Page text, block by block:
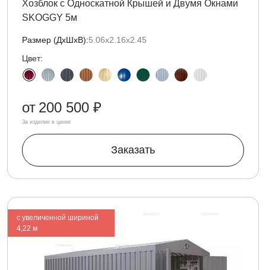
Хозблок с Односкатной Крышей и Двумя Окнами
SKOGGY 5м
Размер (ДxШxВ):5.06х2.16х2.45
Цвет:
от 200 500 ₽
За изделие в цинке
Заказать
с увеличенной шириной
4,22 м